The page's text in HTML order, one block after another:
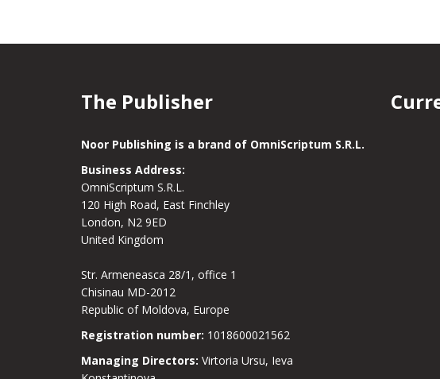
The Publisher
Noor Publishing is a brand of OmniScriptum S.R.L.
Business Address:
OmniScriptum S.R.L.
120 High Road, East Finchley
London, N2 9ED
United Kingdom
Str. Armeneasca 28/1, office 1
Chisinau MD-2012
Republic of Moldova, Europe
Registration number: 1018600021562
Managing Directors: Virtoria Ursu, Ieva